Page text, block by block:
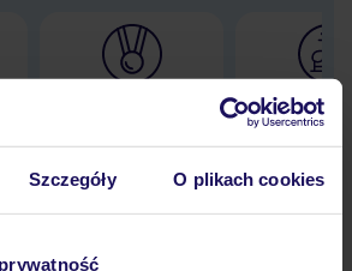
Szczegóły O plikach cookies
30 lat w